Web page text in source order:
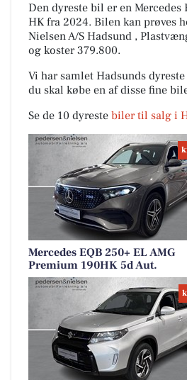
Den dyreste bil er en Mercedes
HK fra 2024. Bilen kan prøves
Nielsen A/S Hadsund ,
og koster 379.800.
Vi har samlet Hadsunds
du skal købe en af disse fine
Se de 10 dyreste biler til salg i
Mercedes EQB 250+ EL AMG
Premium 190HK 5d Aut.